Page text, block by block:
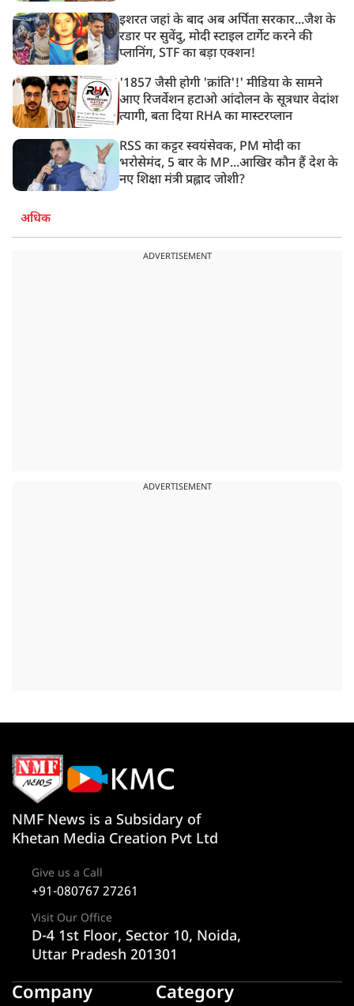
इशरत जहां के बाद अब अर्पिता सरकार...जैश के
रडार पर सुवेंदु, मोदी स्टाइल टार्गेट करने की
प्लानिंग, STF का बड़ा एक्शन!
'1857 जैसी होगी 'क्रांति'!' मीडिया के सामने
आए रिजर्वेशन हटाओ आंदोलन के सूत्रधार वेदांश
त्यागी, बता दिया RHA का मास्टरप्लान
RSS का कट्टर स्वयंसेवक, PM मोदी का
भरोसेमंद, 5 बार के MP...आखिर कौन हैं देश के
नए शिक्षा मंत्री प्रह्लाद जोशी?
अधिक
ADVERTISEMENT
ADVERTISEMENT
NMF News is a Subsidary of
Khetan Media Creation Pvt Ltd
Give us a Call
+91-080767 27261
Visit Our Office
D-4 1st Floor, Sector 10, Noida,
Uttar Pradesh 201301
Company Category